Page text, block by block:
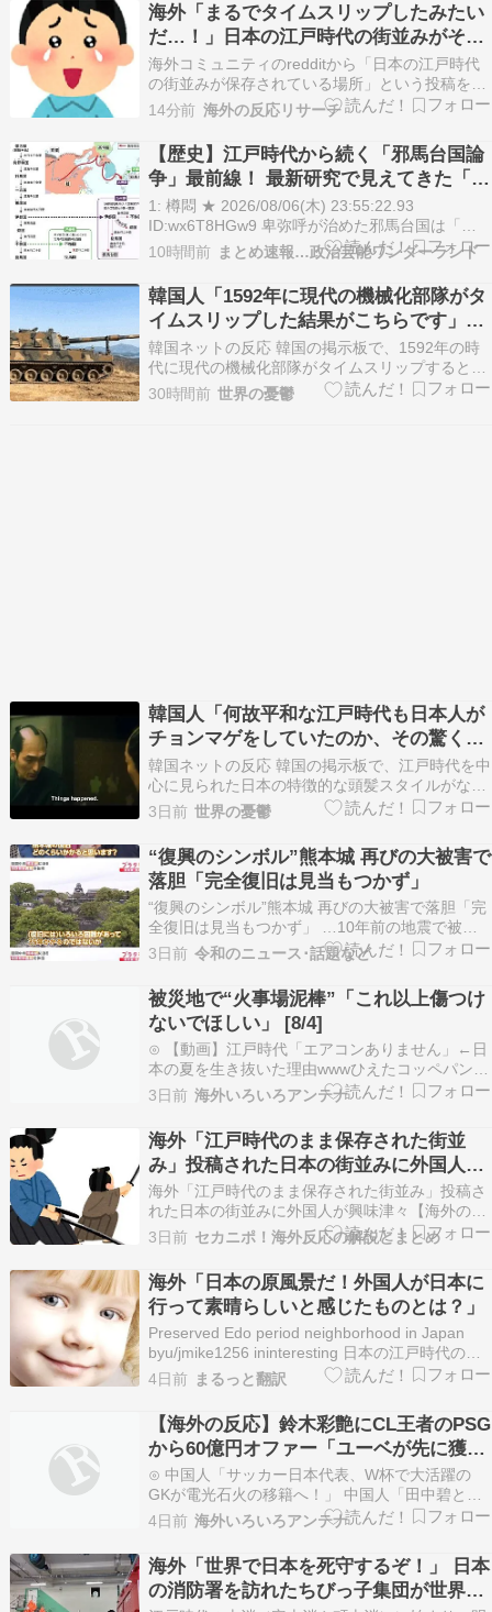
海外「まるでタイムスリップしたみたい
だ…！」日本の江戸時代の街並みがその
まま保存されている貴重な場所と
は・・・？【海外の反応】
海外コミュニティのredditから「日本の江戸時代
の街並みが保存されている場所」という投稿を翻
訳してお届けします。 翻訳元 日本の江戸時代の
街並みが保存されている場所 （投稿主） ・海外
の反応 長野県塩尻市だよ。 ・海外の反応 いつか
絶対行きたい県の一つだ。 ・海外の反応 奈良
井…
14分前 海外の反応リサーチ
【歴史】江戸時代から続く「邪馬台国論
争」最前線！ 最新研究で見えてきた「卑
弥呼の国」の有力説
1: 樽悶 ★ 2026/08/06(木) 23:55:22.93
ID:wx6T8HGw9 卑弥呼が治めた邪馬台国は「近
畿地方」にあったのか、それとも「九州地方」に
あったのか。江戸時代から続くこの論争は、古代
史最大の […] The post 【歴史】江戸時代から続
く「邪馬台国…
10時間前 まとめ速報…政治芸能ワンダーランド
韓国人「1592年に現代の機械化部隊がタ
イムスリップした結果がこちらです」
→「あまりの圧倒的な火力差‥」
韓国ネットの反応 韓国の掲示板で、1592年の時
代に現代の機械化部隊がタイムスリップするとい
う架空のシミュレーション動画が話題を集めてい
ます。映像では、当時の軍船が並ぶ海域に対して
30時間前 世界の憂鬱
韓国人「何故平和な江戸時代も日本人が
チョンマゲをしていたのか、その驚くべ
き理由がこちらです」→「これが当時の
社会構造‥」
韓国ネットの反応 韓国の掲示板で、江戸時代を中
心に見られた日本の特徴的な頭髪スタイルがなぜ
広く定着したのか、その歴史的背景に迫ったトピ
ックを取り上げています。もともとは戦国時代に
戦闘時の熱や蒸れを防ぐための実用的な意味合い
から生まれたものの、天下泰平の世になってから
も武士たちが…
3日前 世界の憂鬱
“復興のシンボル”熊本城 再びの大被害で
落胆「完全復旧は見当もつかず」
“復興のシンボル”熊本城 再びの大被害で落胆「完
全復旧は見当もつかず」 …10年前の地震で被災
し、復興のシンボルとして復旧が進んでいた熊本
城では、今回の地震でも再び石垣が崩れるなどの
被害がありました。 私は今、熊本城の天… （出
典：1:15） 熊本城 オープンストリートマップ
に…
3日前 令和のニュース･話題など
被災地で“火事場泥棒”「これ以上傷つけ
ないでほしい」 [8/4]
⊙ 【動画】江戸時代「エアコンありません」←日
本の夏を生き抜いた理由wwwひえたコッペパン⊙
試合終了直後のピッチで両チームが揉み合い、押
し倒される選手も「これ一発レッドじゃない
の？」【海外の反応】QQQ(海外の反応)⊙ 白馬岳
の大雪渓を登っていた外国人女性らが救助隊を要
請、だが…
3日前 海外いろいろアンテナ
海外「江戸時代のまま保存された街並
み」投稿された日本の街並みに外国人が
興味津々【海外の反応】
海外「江戸時代のまま保存された街並み」投稿さ
れた日本の街並みに外国人が興味津々【海外の反
応】 海外の反応 Reddit r/interesting 観光 日本 海
外「江戸時代のまま保存された街並み」投稿され
た日本の街並みに外国人が興味津々【海外の反
応】 ソース：Reddit r…
3日前 セカニポ！海外反応の解説とまとめ
海外「日本の原風景だ！外国人が日本に
行って素晴らしいと感じたものとは？」
Preserved Edo period neighborhood in Japan
byu/jmike1256 ininteresting 日本の江戸時代の街
並みがそのまま保存されている場所 リアル刀鍛冶
の里みたいだ 長野にある宿場町が江戸時代のまま
残っている 海外の反応 ・…
4日前 まるっと翻訳
【海外の反応】鈴木彩艶にCL王者のPSG
から60億円オファー「ユーベが先に獲得
して欲しかった」
⊙ 中国人「サッカー日本代表、W杯で大活躍の
GKが電光石火の移籍へ！」 中国人「田中碧とチ
ームメイト」「オナナも彼には及ばない」じゃぽ
にか反応帳⊙ BYD Raccoを礼賛する連中に自動車
評論家が苦言、その投稿に雉で有名な別評論家が
噛みついてしまい……U-1 NEWS.⊙ 【イオ…
4日前 海外いろいろアンテナ
海外「世界で日本を死守するぞ！」 日本
の消防署を訪れたちびっ子集団が世界を